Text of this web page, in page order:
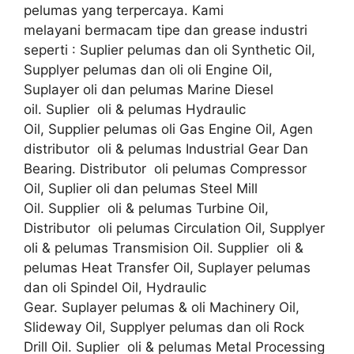
pelumas yang terpercaya. Kami
melayani bermacam tipe dan grease industri
seperti : Suplier pelumas dan oli Synthetic Oil,
Supplyer pelumas dan oli oli Engine Oil,
Suplayer oli dan pelumas Marine Diesel
oil. Suplier oli & pelumas Hydraulic
Oil, Supplier pelumas oli Gas Engine Oil, Agen
distributor oli & pelumas Industrial Gear Dan
Bearing. Distributor oli pelumas Compressor
Oil, Suplier oli dan pelumas Steel Mill
Oil. Supplier oli & pelumas Turbine Oil,
Distributor oli pelumas Circulation Oil, Supplyer
oli & pelumas Transmision Oil. Supplier oli &
pelumas Heat Transfer Oil, Suplayer pelumas
dan oli Spindel Oil, Hydraulic
Gear. Suplayer pelumas & oli Machinery Oil,
Slideway Oil, Supplyer pelumas dan oli Rock
Drill Oil. Suplier oli & pelumas Metal Processing